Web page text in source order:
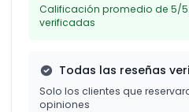
Calificación promedio de 5/
verificadas
Todas las reseñas
Solo los clientes que
opiniones